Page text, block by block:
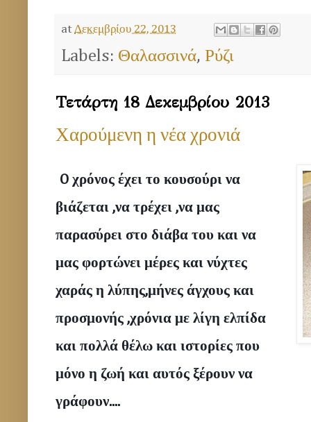
atΔεκεμβρίου 22, 2013
Labels: Θαλασσινά, Ρύζι
Τετάρτη 18 Δεκεμβρίου 2013
Χαρούμενη η νέα χρονιά
O χρόνος έχει το κουσούρι να
βιάζεται ,να τρέχει ,να μας
παρασύρει στο διάβα του και να
μας φορτώνει μέρες και νύχτες
χαράς η λύπης,μήνες άγχους και
προσμονής ,χρόνια με λίγη ελπίδα
και πολλά θέλω και ιστορίες που
μόνο η ζωή και αυτός ξέρουν να
γράφουν....